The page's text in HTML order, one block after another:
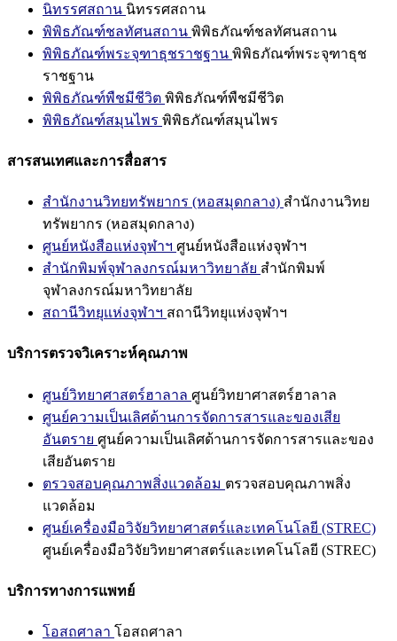
นิทรรศสถาน นิทรรศสถาน
พิพิธภัณฑ์ชลทัศนสถาน พิพิธภัณฑ์ชลทัศนสถาน
พิพิธภัณฑ์พระจุฑาธุชราชฐาน พิพิธภัณฑ์พระจุฑาธุช
ราชฐาน
พิพิธภัณฑ์พืชมีชีวิต พิพิธภัณฑ์พืชมีชีวิต
พิพิธภัณฑ์สมุนไพร พิพิธภัณฑ์สมุนไพร
สารสนเทศและการสื่อสาร
สำนักงานวิทยทรัพยากร (หอสมุดกลาง) สำนักงานวิทย
ทรัพยากร (หอสมุดกลาง)
ศูนย์หนังสือแห่งจุฬาฯ ศูนย์หนังสือแห่งจุฬาฯ
สำนักพิมพ์จุฬาลงกรณ์มหาวิทยาลัย สำนักพิมพ์
จุฬาลงกรณ์มหาวิทยาลัย
สถานีวิทยุแห่งจุฬาฯ สถานีวิทยุแห่งจุฬาฯ
บริการตรวจวิเคราะห์คุณภาพ
ศูนย์วิทยาศาสตร์ฮาลาล ศูนย์วิทยาศาสตร์ฮาลาล
ศูนย์ความเป็นเลิศด้านการจัดการสารและของเสีย
อันตราย ศูนย์ความเป็นเลิศด้านการจัดการสารและของ
เสียอันตราย
ตรวจสอบคุณภาพสิ่งแวดล้อม ตรวจสอบคุณภาพสิ่ง
แวดล้อม
ศูนย์เครื่องมือวิจัยวิทยาศาสตร์และเทคโนโลยี (STREC)
ศูนย์เครื่องมือวิจัยวิทยาศาสตร์และเทคโนโลยี (STREC)
บริการทางการแพทย์
โอสถศาลา โอสถศาลา